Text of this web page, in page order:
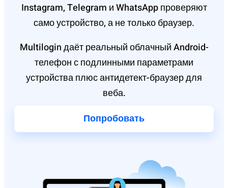
Instagram, Telegram и WhatsApp проверяют
само устройство, а не только браузер.
Multilogin даёт реальный облачный Android-
телефон с подлинными параметрами
устройства плюс антидетект-браузер для
веба.
Попробовать